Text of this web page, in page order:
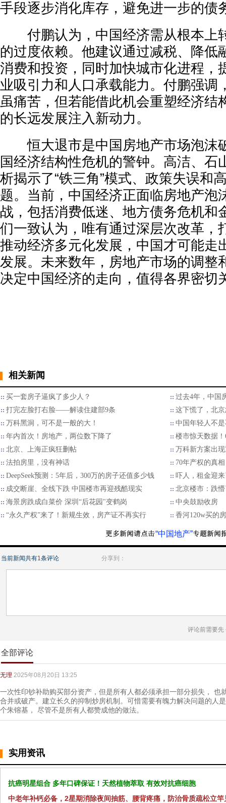
手段逐步消化库存，避免进一步的债
付鹏认为，中国经济需从根本上
的过度依赖。他建议通过减税、降低
消费和投资，同时加快城市化进程，
业吸引力和人口承载能力。付鹏强调
虽痛苦，但若能借此机会重塑经济结
的长远发展注入新动力。
恒大退市是中国房地产市场泡沫
国经济结构性危机的警钟。高洁、石
析揭示了“铁三角”模式、政策失误和
题。当前，中国经济正面临房地产泡
战，包括消费低迷、地方债务危机和
们一致认为，唯有通过深层次改革，
推动经济多元化发展，中国才可能走
发展。未来数年，房地产市场的调整
决定中国经济的走向，值得各界密切
相关新闻
买一套房子逼疯了多少人？
过去4年，中国
打完左脸打右脸——解读住建部9条
这下慌了，北
万科黑洞，可不是一般的大！
中国年轻人不
年内首次！房地产，两位数下降了
楼市惊天数据
北京、上海正疯狂删帖
万科新方案出
​法拍房里，没有神话
70年产权的真
DeepSeek预测：5年后，300万的房子还值多少钱
吓人，租金迎
成交断崖、全线下跌 中国楼市再迎残酷现实
北京楼市：跌
海景房跌成白菜价 深圳“后花园"变鹤岗
中央鼓励收房
“永久产权”来了！新规生效，房产证不再实行
香河120w买的
“中国地产”
当前新闻共有1条评论 分享到：
评论前需要先
全部评论
无理 2025年08月20日 13:25
一次性印钞补助购买部分资产，但是所有人都必须承担一部分损失， 也
合并或破产。建立长久的抑制炒房机制。可惜需要有魄力解决问题的人
个朱镕基， 尽管不是所有人都赞成他的做法。
实用资讯
抗癌明星组合 多年口碑保证！天然植物萃取 有效对抗癌细胞
中老年补钙必备，2星期消除夜间抽筋、腰背疼痛，防治骨质疏松立竿